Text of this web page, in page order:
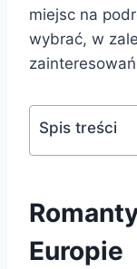
miejsc na
wybrać, w
Spis treści
Europie